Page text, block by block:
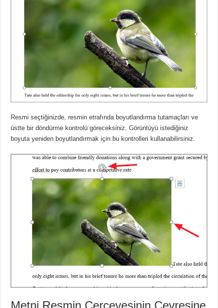
Resmi seçtiğinizde, resmin etrafında boyutlandırma tutamaçları ve
üstte bir döndürme kontrolü göreceksiniz.Görüntüyü istediğiniz
boyuta yeniden boyutlandırmak için bu kontrolleri kullanabilirsiniz.